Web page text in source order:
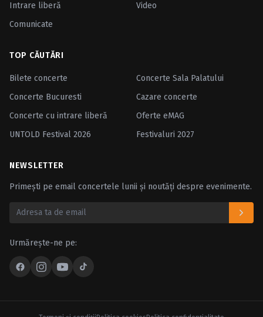
Intrare liberă
Video
Comunicate
TOP CĂUTĂRI
Bilete concerte
Concerte Sala Palatului
Concerte Bucuresti
Cazare concerte
Concerte cu intrare liberă
Oferte eMAG
UNTOLD Festival 2026
Festivaluri 2027
NEWSLETTER
Primești pe email concertele lunii și noutăți despre evenimente.
Urmărește-ne pe: